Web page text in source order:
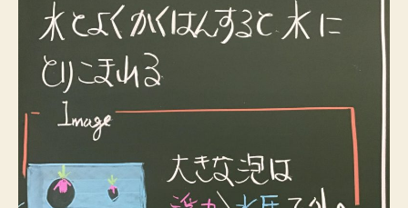
２
学
期
第
４
回
板
書